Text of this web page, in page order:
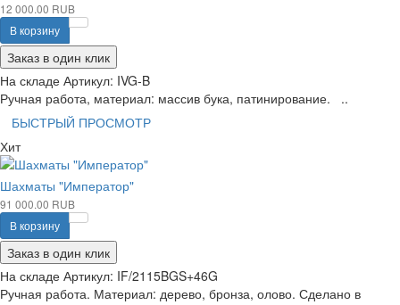
12 000.00 RUB
В корзину
Заказ в один клик
На складе Артикул: IVG-B
Ручная работа, материал: массив бука, патинирование. ..
БЫСТРЫЙ ПРОСМОТР
Хит
Шахматы "Император"
91 000.00 RUB
В корзину
Заказ в один клик
На складе Артикул: IF/2115BGS+46G
Ручная работа. Материал: дерево, бронза, олово. Сделано в